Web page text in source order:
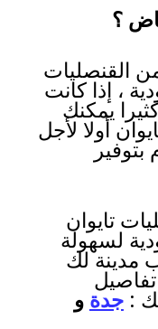
؟
القنصليات
، إذا كانت
يمكنك
أولا لأجل
بتوفير
تايوان
لسهولة
مدينة لك
تفاصيل
:جدة و